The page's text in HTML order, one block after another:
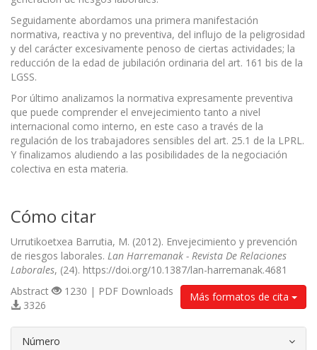
Seguidamente abordamos una primera manifestación
normativa, reactiva y no preventiva, del influjo de la peligrosidad
y del carácter excesivamente penoso de ciertas actividades; la
reducción de la edad de jubilación ordinaria del art. 161 bis de la
LGSS.
Por último analizamos la normativa expresamente preventiva
que puede comprender el envejecimiento tanto a nivel
internacional como interno, en este caso a través de la
regulación de los trabajadores sensibles del art. 25.1 de la LPRL.
Y finalizamos aludiendo a las posibilidades de la negociación
colectiva en esta materia.
Cómo citar
Urrutikoetxea Barrutia, M. (2012). Envejecimiento y prevención
de riesgos laborales. Lan Harremanak - Revista De Relaciones
Laborales, (24). https://doi.org/10.1387/lan-harremanak.4681
Más formatos de cita
Abstract
1230 | PDF Downloads
3326
Número